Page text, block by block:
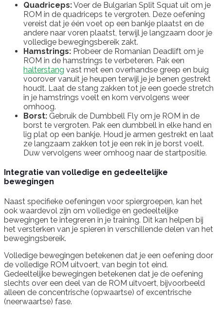
Quadriceps:Voer de Bulgarian Split Squat uit om je
ROM in de quadriceps te vergroten. Deze oefening
vereist dat je één voet op een bankje plaatst en de
andere naar voren plaatst, terwijl je langzaam door je
volledige bewegingsbereik zakt.
Hamstrings: Probeer de Romanian Deadlift om je
ROM in de hamstrings te verbeteren. Pak een
halterstang vast met een overhandse greep en buig
voorover vanuit je heupen terwijl je je benen gestrekt
houdt. Laat de stang zakken tot je een goede stretch
in je hamstrings voelt en kom vervolgens weer
omhoog.
Borst: Gebruik de Dumbbell Fly om je ROM in de
borst te vergroten. Pak een dumbbell in elke hand en
lig plat op een bankje. Houd je armen gestrekt en laat
ze langzaam zakken tot je een rek in je borst voelt.
Duw vervolgens weer omhoog naar de startpositie.
Integratie van volledige en gedeeltelijke
bewegingen
Naast specifieke oefeningen voor spiergroepen, kan het
ook waardevol zijn om volledige en gedeeltelijke
bewegingen te integreren in je training. Dit kan helpen bij
het versterken van je spieren in verschillende delen van het
bewegingsbereik.
Volledige bewegingen betekenen dat je een oefening door
de volledige ROM uitvoert, van begin tot eind.
Gedeeltelijke bewegingen betekenen dat je de oefening
slechts over een deel van de ROM uitvoert, bijvoorbeeld
alleen de concentrische (opwaartse) of excentrische
(neerwaartse) fase.